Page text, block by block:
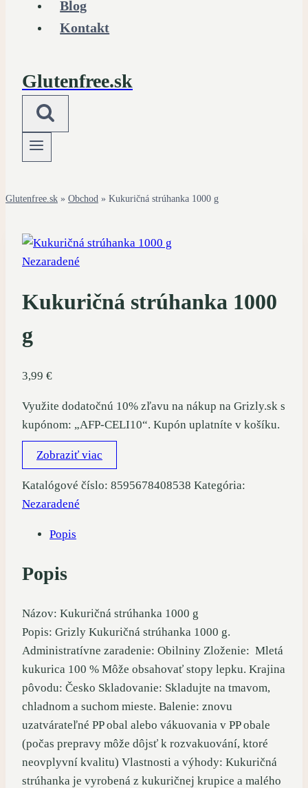
Blog
Kontakt
Glutenfree.sk
Glutenfree.sk » Obchod » Kukuričná strúhanka 1000 g
Nezaradené
Kukuričná strúhanka 1000
g
3,99 €
Využite dodatočnú 10% zľavu na nákup na Grizly.sk s
kupónom: „AFP-CELI10“. Kupón uplatníte v košíku.
Zobraziť viac
Katalógové číslo: 8595678408538 Kategória:
Nezaradené
Popis
Popis
Názov: Kukuričná strúhanka 1000 g
Popis: Grizly Kukuričná strúhanka 1000 g.
Administratívne zaradenie: Obilniny Zloženie: Mletá
kukurica 100 % Môže obsahovať stopy lepku. Krajina
pôvodu: Česko Skladovanie: Skladujte na tmavom,
chladnom a suchom mieste. Balenie: znovu
uzatvárateľné PP obal alebo vákuovania v PP obale
(počas prepravy môže dôjsť k rozvakuování, ktoré
neovplyvní kvalitu) Vlastnosti a výhody: Kukuričná
strúhanka je vyrobená z kukuričnej krupice a malého